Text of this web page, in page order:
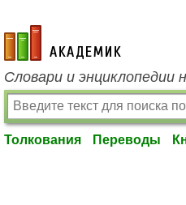
academic.ru
Словари и энциклопедии
Толкования Переводы